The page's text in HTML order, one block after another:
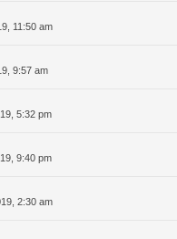
11:50 am
9:57 am
5:32 pm
9:40 pm
2:30 am